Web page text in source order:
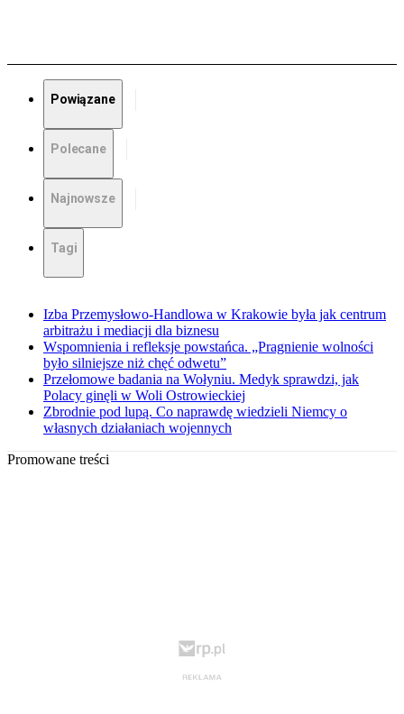
Powiązane
Polecane
Najnowsze
Tagi
Izba Przemysłowo-Handlowa w Krakowie była jak centrum
arbitrażu i mediacji dla biznesu
Wspomnienia i refleksje powstańca. „Pragnienie wolności
było silniejsze niż chęć odwetu”
Przełomowe badania na Wołyniu. Medyk sprawdzi, jak
Polacy ginęli w Woli Ostrowieckiej
Zbrodnie pod lupą. Co naprawdę wiedzieli Niemcy o
własnych działaniach wojennych
Promowane treści